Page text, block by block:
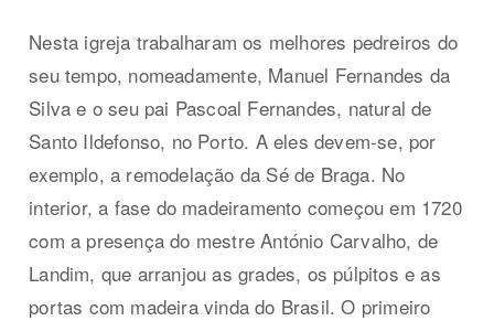
Nesta igreja trabalharam os melhores pedreiros do
seu tempo, nomeadamente, Manuel Fernandes da
Silva e o seu pai Pascoal Fernandes, natural de
Santo Ildefonso, no Porto. A eles devem-se, por
exemplo, a remodelação da Sé de Braga. No
interior, a fase do madeiramento começou em 1720
com a presença do mestre António Carvalho, de
Landim, que arranjou as grades, os púlpitos e as
portas com madeira vinda do Brasil. O primeiro